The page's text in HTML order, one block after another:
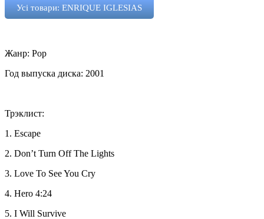
Усі товари: ENRIQUE IGLESIAS
Жанр: Pop
Год выпуска диска: 2001
Трэклист:
1. Escape
2. Don’t Turn Off The Lights
3. Love To See You Cry
4. Hero 4:24
5. I Will Survive